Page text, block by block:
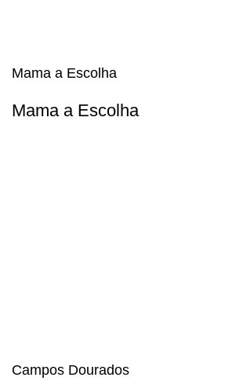
Mama a Escolha
Mama a Escolha
Campos Dourados